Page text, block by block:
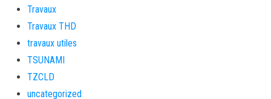
Travaux
Travaux THD
travaux utiles
TSUNAMI
TZCLD
uncategorized